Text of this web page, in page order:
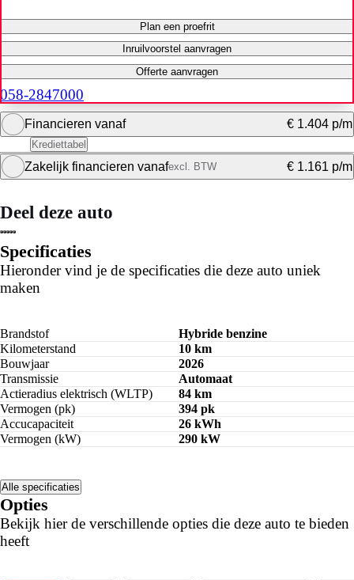
Plan een proefrit
Inruilvoorstel aanvragen
Offerte aanvragen
058-2847000
Financieren vanaf € 1.404 p/m
Krediettabel
Maandbedrag berekenen
Zakelijk financieren vanafexcl. BTW € 1.161 p/m
Deel deze auto
Specificaties
Hieronder vind je de specificaties die deze auto uniek
maken
Brandstof
Hybride benzine
Kilometerstand
10 km
Bouwjaar
2026
Transmissie
Automaat
Actieradius elektrisch (WLTP)
84 km
Vermogen (pk)
394 pk
Accucapaciteit
26 kWh
Vermogen (kW)
290 kW
Alle specificaties
Opties
Bekijk hier de verschillende opties die deze auto te bieden
heeft